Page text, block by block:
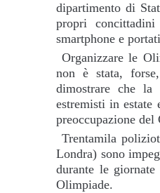
dipartimento di
propri
smartphone e
Organizzare le
non è stata,
dimostrare che la
estremisti in
preoccupazione
Trentamila
Londra) sono
durante le
Olimpiade.